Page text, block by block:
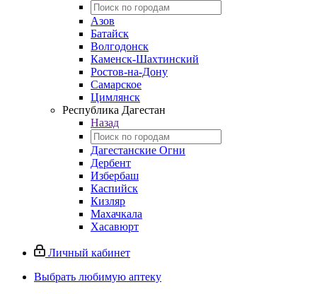
Азов
Батайск
Волгодонск
Каменск-Шахтинский
Ростов-на-Дону
Самарское
Цимлянск
Республика Дагестан
Назад
Дагестанские Огни
Дербент
Избербаш
Каспийск
Кизляр
Махачкала
Хасавюрт
Личный кабинет
Выбрать любимую аптеку